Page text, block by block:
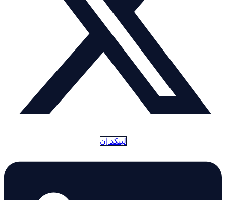
لينكد إن